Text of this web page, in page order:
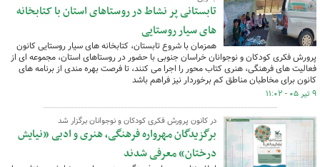
تابستانی پر نشاط در روستاهای استان با کتابخانه
های سیار روستایی
همزمان با شروع تابستان، کتابخانه های سیار روستایی کانون
پرورش فکری کودکان و نوجوانان خراسان جنوبی با حضور در روستاهای استان، مجموعه ای از
فعالیت های فرهنگی، هنری کتاب محور را اجرا می کنند، تا فرصت بهره مندی از برنامه های
کانون برای مخاطبان مناطق کم برخوردار نیز فراهم باشد
۹ تیر ۰۵ - ۱۱:۰۲
در کانون پرورش فکری کودکان و نوجوانان برگزار شد
برگزیدگان مهرواره فرهنگی، هنری و ادبی «نیایش
درختان» معرفی شدند